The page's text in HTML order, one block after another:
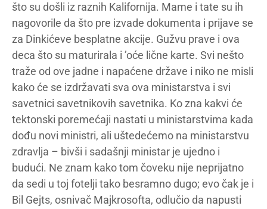
što su došli iz raznih Kalifornija. Mame i tate su ih
nagovorile da što pre izvade dokumenta i prijave se
za Dinkićeve besplatne akcije. Gužvu prave i ova
deca što su maturirala i ’oće lične karte. Svi nešto
traže od ove jadne i napaćene države i niko ne misli
kako će se izdržavati sva ova ministarstva i svi
savetnici savetnikovih savetnika. Ko zna kakvi će
tektonski poremećaji nastati u ministarstvima kada
dođu novi ministri, ali uštedećemo na ministarstvu
zdravlja – bivši i sadašnji ministar je ujedno i
budući. Ne znam kako tom čoveku nije neprijatno
da sedi u toj fotelji tako besramno dugo; evo čak je i
Bil Gejts, osnivač Majkrosofta, odlučio da napusti